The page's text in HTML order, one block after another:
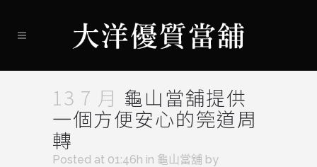
13 7 月 龜山當舖提供
一個方便安心的筦道周
轉
Posted at 01:46h in 龜山當舖 by